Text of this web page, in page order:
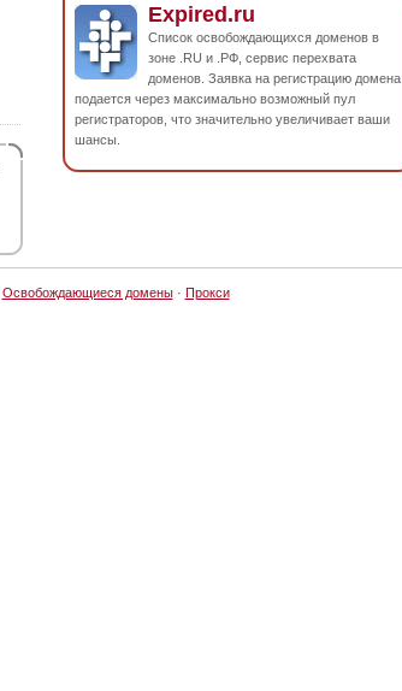
Expired.ru
Список освобождающихся доменов в
зоне .RU и .РФ, сервис перехвата
доменов. Заявка на регистрацию домена
подается через максимально возможный пул
регистраторов, что значительно увеличивает ваши
шансы.
Освобождающиеся домены· Прокси